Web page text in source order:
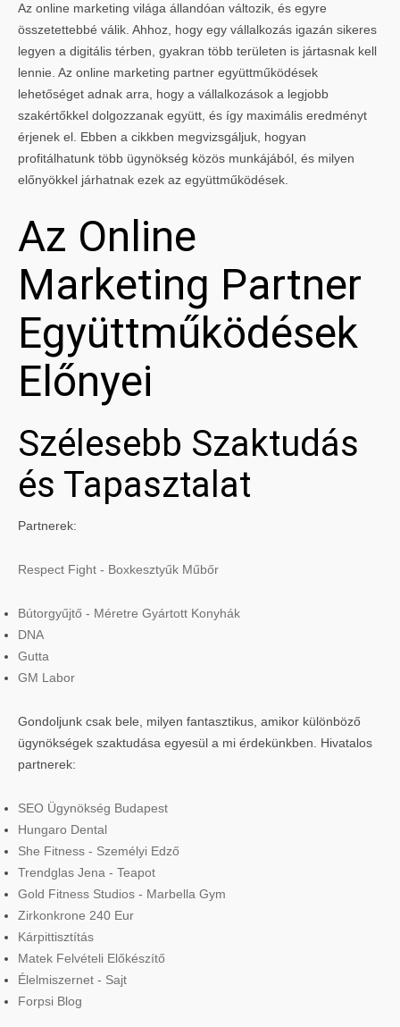
Az online marketing világa állandóan változik, és egyre
összetettebbé válik. Ahhoz, hogy egy vállalkozás igazán sikeres
legyen a digitális térben, gyakran több területen is jártasnak kell
lennie. Az online marketing partner együttműködések
lehetőséget adnak arra, hogy a vállalkozások a legjobb
szakértőkkel dolgozzanak együtt, és így maximális eredményt
érjenek el. Ebben a cikkben megvizsgáljuk, hogyan
profitálhatunk több ügynökség közös munkájából, és milyen
előnyökkel járhatnak ezek az együttműködések.
Az Online
Marketing Partner
Együttműködések
Előnyei
Szélesebb Szaktudás
és Tapasztalat
Partnerek:
Respect Fight - Boxkesztyűk Műbőr
Bútorgyűjtő - Méretre Gyártott Konyhák
DNA
Gutta
GM Labor
Gondoljunk csak bele, milyen fantasztikus, amikor különböző
ügynökségek szaktudása egyesül a mi érdekünkben. Hivatalos
partnerek:
SEO Ügynökség Budapest
Hungaro Dental
She Fitness - Személyi Edző
Trendglas Jena - Teapot
Gold Fitness Studios - Marbella Gym
Zirkonkrone 240 Eur
Kárpittisztítás
Matek Felvételi Előkészítő
Élelmiszernet - Sajt
Forpsi Blog